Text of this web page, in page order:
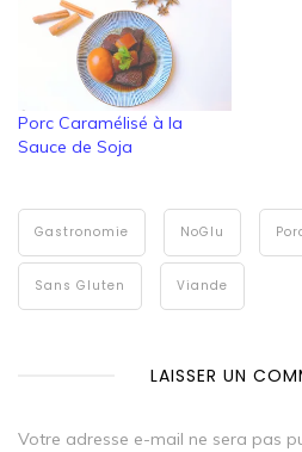
Porc Caramélisé à la
Sauce de Soja
Gastronomie NoGlu
Sans Gluten Viande
LAISSER UN
Votre adresse e-mail ne sera pas